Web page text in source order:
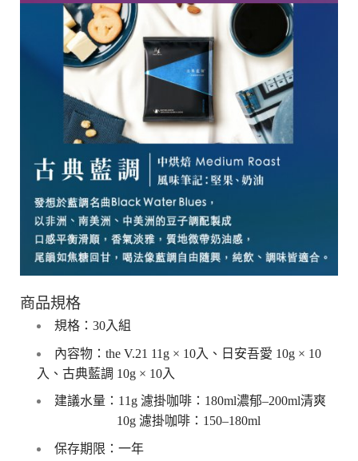
商品規格
規格：30入組
內容物：the V.21 11g × 10入、日安吾愛 10g × 10
入、古典藍調 10g × 10入
建議水量：11g 濾掛咖啡：180ml濃郁–200ml清爽
10g 濾掛咖啡：150–180ml
保存期限：一年